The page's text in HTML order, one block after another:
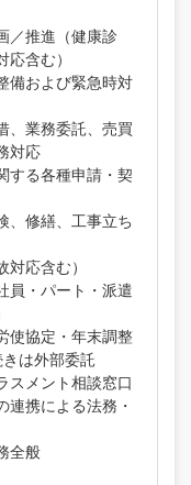
／推進（健康診
含む）
備および緊急時対
、業務委託、売買
対応
する各種申請・契
、修繕、工事立ち
対応含む）
員・パート・派遣
使協定・年末調整
は外部委託
スメント相談窓口
連携による法務・
全般